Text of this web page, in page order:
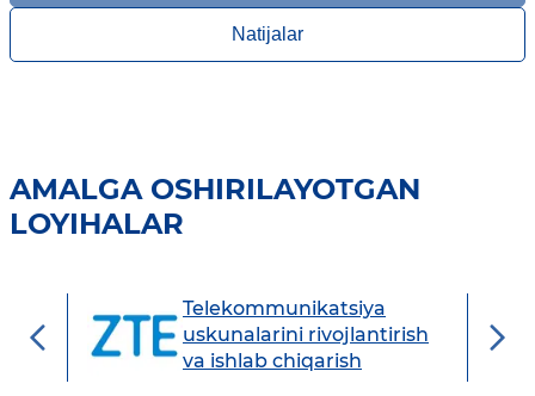
Natijalar
AMALGA OSHIRILAYOTGAN
LOYIHALAR
Telekommunikatsiya
uskunalarini rivojlantirish
va ishlab chiqarish